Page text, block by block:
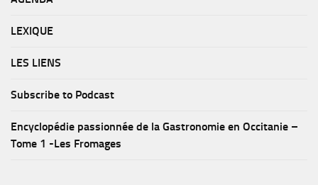
LEXIQUE
LES LIENS
Subscribe to Podcast
Encyclopédie passionnée de la Gastronomie en Occitanie –
Tome 1 -Les Fromages